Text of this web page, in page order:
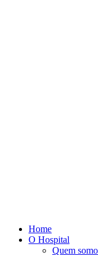
Home
O Hospital
Quem